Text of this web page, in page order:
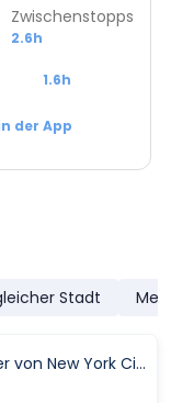
Zwischenstopps
2.6h
1.6h
der App
Stadt
Flugdauer von New York City nach Fuzhou